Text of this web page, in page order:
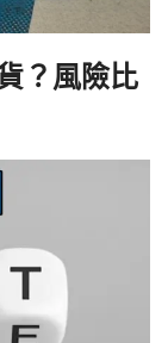
？風險比